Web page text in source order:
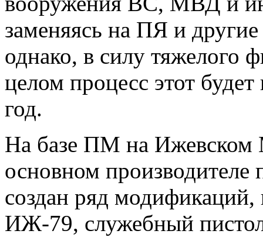
заменяясь на ПЯ и
однако, в силу тяжелого
целом процесс этот
год.
На базе ПМ на Ижевском
основном производителе
создан ряд
ИЖ-79, служебный